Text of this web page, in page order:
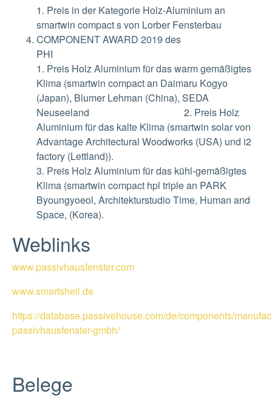
1. Preis in der Kategorie Holz-Aluminium an
smartwin compact s von Lorber Fensterbau
COMPONENT AWARD 2019 des
1. Preis Holz Aluminium für das warm gemäßigtes
Klima (smartwin compact an Daimaru Kogyo
(Japan), Blumer Lehman (China), SEDA
Neuseeland 2. Preis Holz
Aluminium für das kalte Klima (smartwin solar von
Advantage Architectural Woodworks (USA) und i2
factory (Lettland)).
3. Preis Holz Aluminium für das kühl-gemäßigtes
Klima (smartwin compact hpl triple an PARK
Byoungyoeol, Architekturstudio Time, Human and
Space, (Korea).
Weblinks
www.passivhausfenster.com
www.smartshell.de
https://database.passivehouse.com/de/components/
passivhausfenster-gmbh/
Belege